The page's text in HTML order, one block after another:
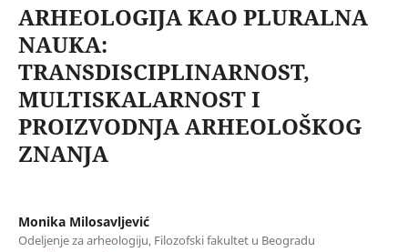
ARHEOLOGIJA KAO PLURALNA
NAUKA:
TRANSDISCIPLINARNOST,
MULTISKALARNOST I
PROIZVODNJA ARHEOLOŠKOG
ZNANJA
Monika Milosavljević
Odeljenje za arheologiju, Filozofski fakultet u Beogradu